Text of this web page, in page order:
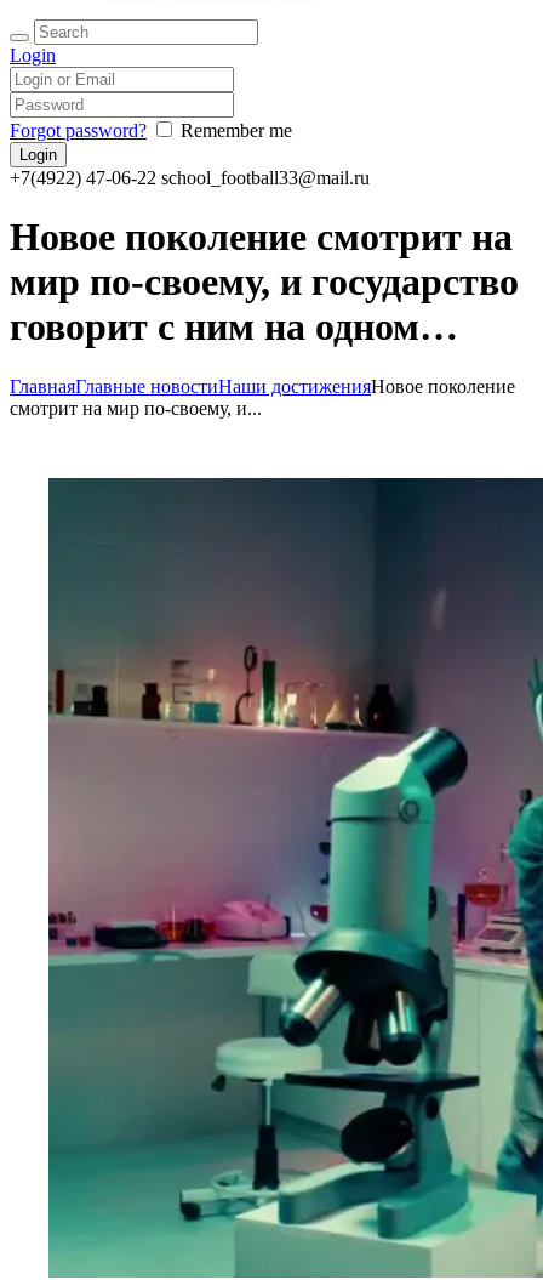
Login
Forgot password? Remember me
+7(4922) 47-06-22 school_football33@mail.ru
Новое поколение смотрит на
мир по-своему, и государство
говорит с ним на одном…
ГлавнаяГлавные новостиНаши достиженияНовое поколение
смотрит на мир по-своему, и...